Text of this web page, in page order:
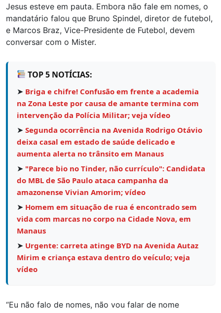
Jesus esteve em pauta. Embora não fale em nomes, o
mandatário falou que Bruno Spindel, diretor de futebol,
e Marcos Braz, Vice-Presidente de Futebol, devem
conversar com o Mister.
TOP 5 NOTÍCIAS:
➤ Briga e chifre! Confusão em frente a academia
na Zona Leste por causa de amante termina com
intervenção da Polícia Militar; veja vídeo
➤ Segunda ocorrência na Avenida Rodrigo Otávio
deixa casal em estado de saúde delicado e
aumenta alerta no trânsito em Manaus
➤ "Parece bio no Tinder, não currículo": Candidata
do MBL de São Paulo ataca campanha da
amazonense Vivian Amorim; vídeo
➤ Homem em situação de rua é encontrado sem
vida com marcas no corpo na Cidade Nova, em
Manaus
➤ Urgente: carreta atinge BYD na Avenida Autaz
Mirim e criança estava dentro do veículo; veja
vídeo
“Eu não falo de nomes, não vou falar de nome